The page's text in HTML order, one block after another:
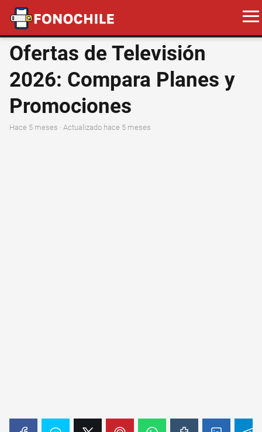
Ofertas de Televisión
2026: Compara Planes y
Promociones
hace 5 meses · Actualizado hace 5 meses